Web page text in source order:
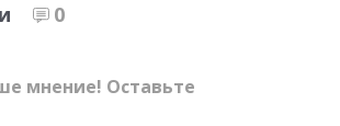
0
мнение! Оставьте